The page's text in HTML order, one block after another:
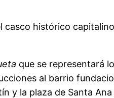
histórico
que se representará
al barrio
y la plaza de Santa